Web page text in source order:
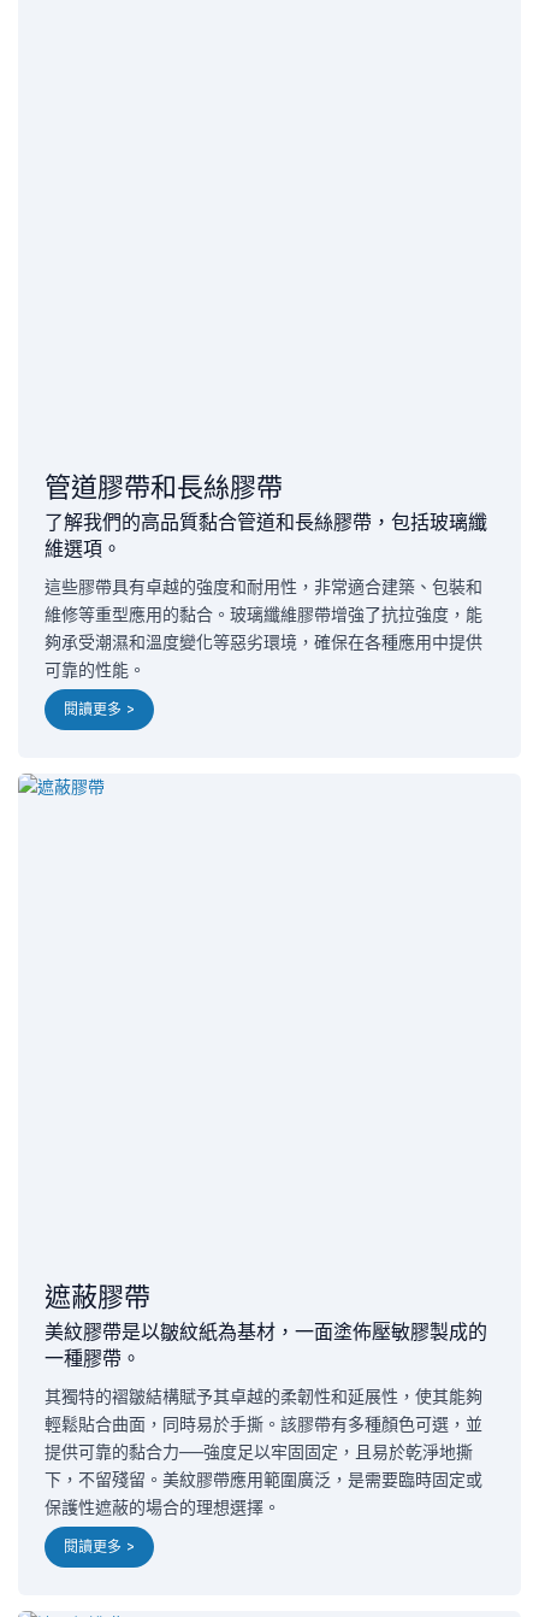
管道膠帶和長絲膠帶
了解我們的高品質黏合管道和長絲膠帶，包括玻璃纖
維選項。
這些膠帶具有卓越的強度和耐用性，非常適合建築、包裝和
維修等重型應用的黏合。玻璃纖維膠帶增強了抗拉強度，能
夠承受潮濕和溫度變化等惡劣環境，確保在各種應用中提供
可靠的性能。
閱讀更多 >
遮蔽膠帶
美紋膠帶是以皺紋紙為基材，一面塗佈壓敏膠製成的
一種膠帶。
其獨特的褶皺結構賦予其卓越的柔韌性和延展性，使其能夠
輕鬆貼合曲面，同時易於手撕。該膠帶有多種顏色可選，並
提供可靠的黏合力——強度足以牢固固定，且易於乾淨地撕
下，不留殘留。美紋膠帶應用範圍廣泛，是需要臨時固定或
保護性遮蔽的場合的理想選擇。
閱讀更多 >